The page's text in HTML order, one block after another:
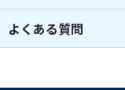
よくある質問